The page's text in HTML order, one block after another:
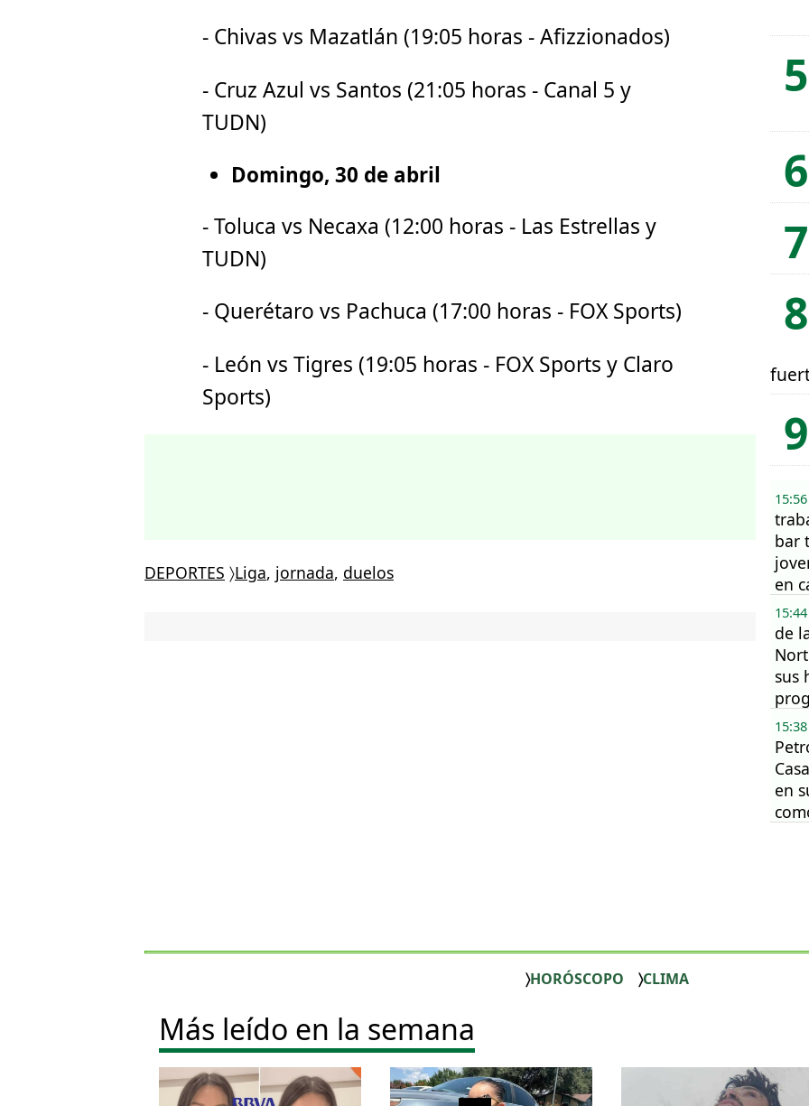
- Chivas vs Mazatlán (19:05 horas - Afizzionados)
- Cruz Azul vs Santos (21:05 horas - Canal 5 y
TUDN)
Domingo, 30 de abril
- Toluca vs Necaxa (12:00 horas - Las Estrellas y
TUDN)
- Querétaro vs Pachuca (17:00 horas - FOX Sports)
- León vs Tigres (19:05 horas - FOX Sports y Claro
Sports)
DEPORTES 〉Liga, jornada, duelos
15:56
bar
en
15:44
de
sus
de
15:38
en
HORÓSCOPO CLIMA
Más leído en la semana